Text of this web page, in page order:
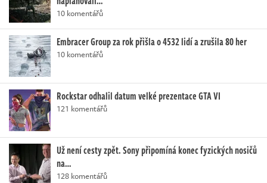
10 komentářů
Embracer Group za rok přišla o 4532 lidí a zrušila 80 her
10 komentářů
Rockstar odhalil datum velké prezentace GTA VI
121 komentářů
Už není cesty zpět. Sony připomíná konec fyzických nosičů
na…
128 komentářů